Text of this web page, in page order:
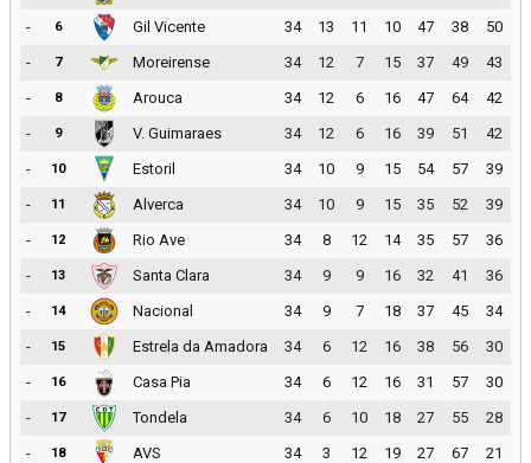
-
6 Gil Vicente 34 13 11 10 47 38
50
-
7 Moreirense 34 12 7 15 37 49
43
-
8 Arouca 34 12 6 16 47 64
42
-
9 V. Guimaraes 34 12 6 16 39 51
42
-
10 Estoril 34 10 9 15 54 57
39
-
11 Alverca 34 10 9 15 35 52
39
-
12 Rio Ave 34 8 12 14 35 57
36
-
13 Santa Clara 34 9 9 16 32 41
36
-
14 Nacional 34 9 7 18 37 45
34
-
15 Estrela da Amadora 34 6 12 16 38 56
30
-
16 Casa Pia 34 6 12 16 31 57
30
-
17 Tondela 34 6 10 18 27 55
28
-
18 AVS 34 3 12 19 27 67 21